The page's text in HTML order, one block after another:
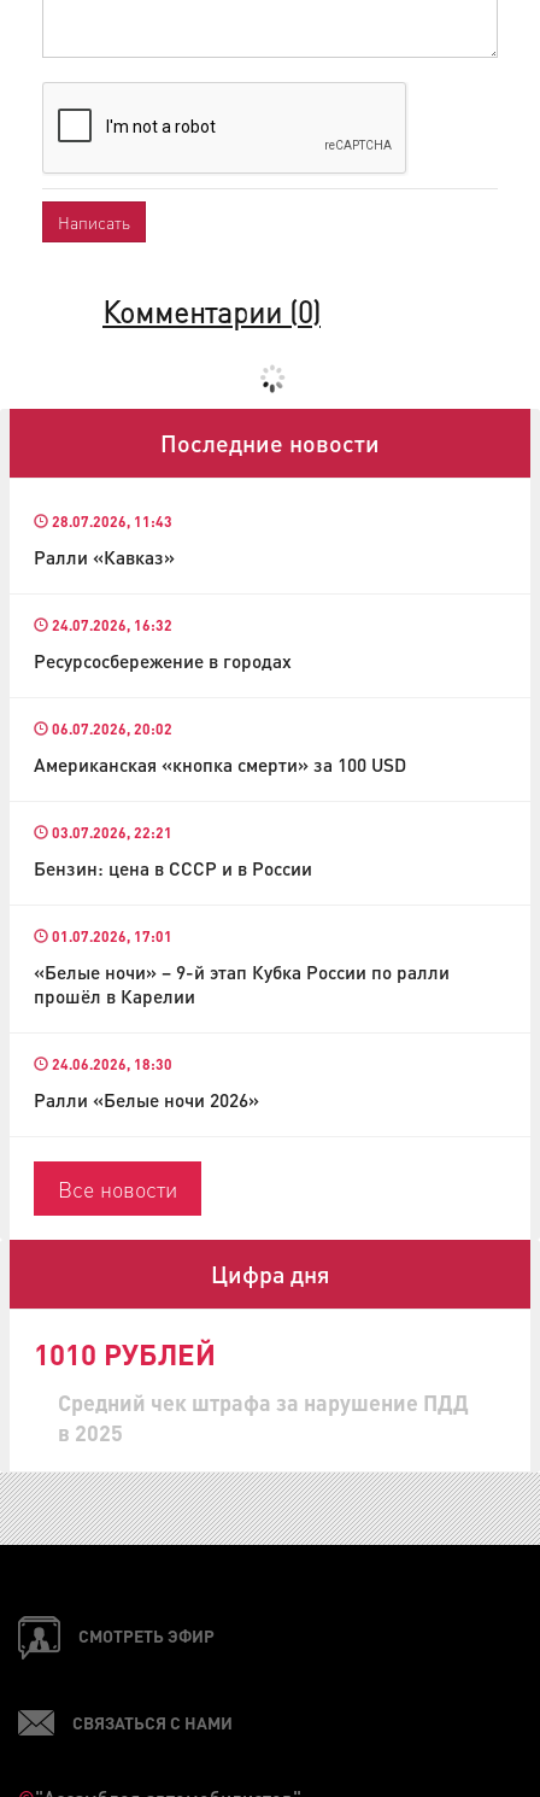
Комментарии (0)
Последние новости
28.07.2026, 11:43
Ралли «Кавказ»
24.07.2026, 16:32
Ресурсосбережение в городах
06.07.2026, 20:02
Американская «кнопка смерти» за 100 USD
03.07.2026, 22:21
Бензин: цена в СССР и в России
01.07.2026, 17:01
«Белые ночи» – 9-й этап Кубка России по ралли
прошёл в Карелии
24.06.2026, 18:30
Ралли «Белые ночи 2026»
Все новости
Цифра дня
1010 РУБЛЕЙ
Средний чек штрафа за нарушение ПДД
в 2025
СМОТРЕТЬ ЭФИР
СВЯЗАТЬСЯ С НАМИ